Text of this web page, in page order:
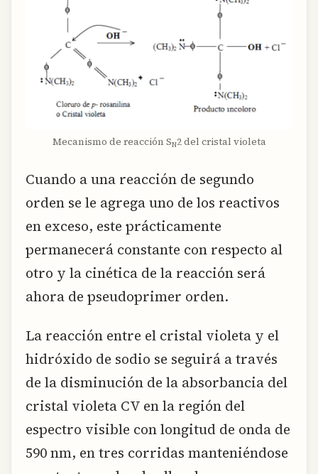
Mecanismo de reacción SN2 del cristal violeta
Cuando a una reacción de segundo
orden se le agrega uno de los reactivos
en exceso, este prácticamente
permanecerá constante con respecto al
otro y la cinética de la reacción será
ahora de pseudoprimer orden.
La reacción entre el cristal violeta y el
hidróxido de sodio se seguirá a través
de la disminución de la absorbancia del
cristal violeta CV en la región del
espectro visible con longitud de onda de
590 nm, en tres corridas manteniéndose